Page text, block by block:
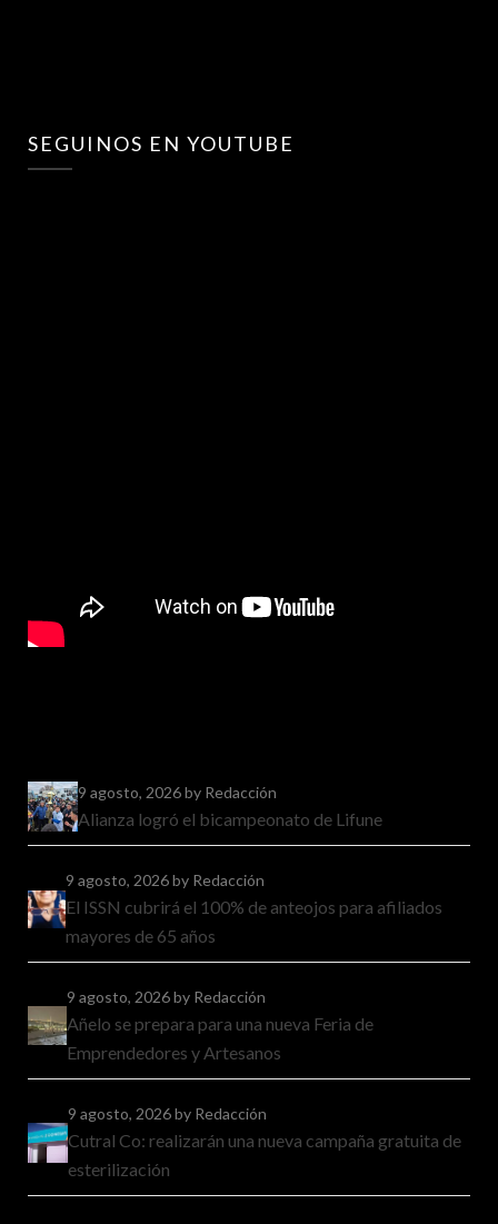
SEGUINOS EN YOUTUBE
9 agosto, 2026by Redacción
Alianza logró el bicampeonato de Lifune
9 agosto, 2026by Redacción
El ISSN cubrirá el 100% de anteojos para afiliados
mayores de 65 años
9 agosto, 2026by Redacción
Añelo se prepara para una nueva Feria de
Emprendedores y Artesanos
9 agosto, 2026by Redacción
Cutral Co: realizarán una nueva campaña gratuita de
esterilización